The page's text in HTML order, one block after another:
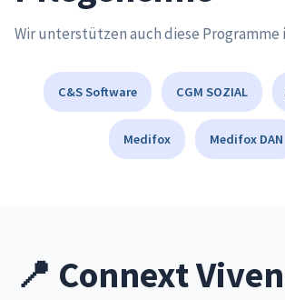
Wir unterstützen auch diese Programme
C&S Software CGM SOZIAL
Medifox Medifox DAN
📍 Connext